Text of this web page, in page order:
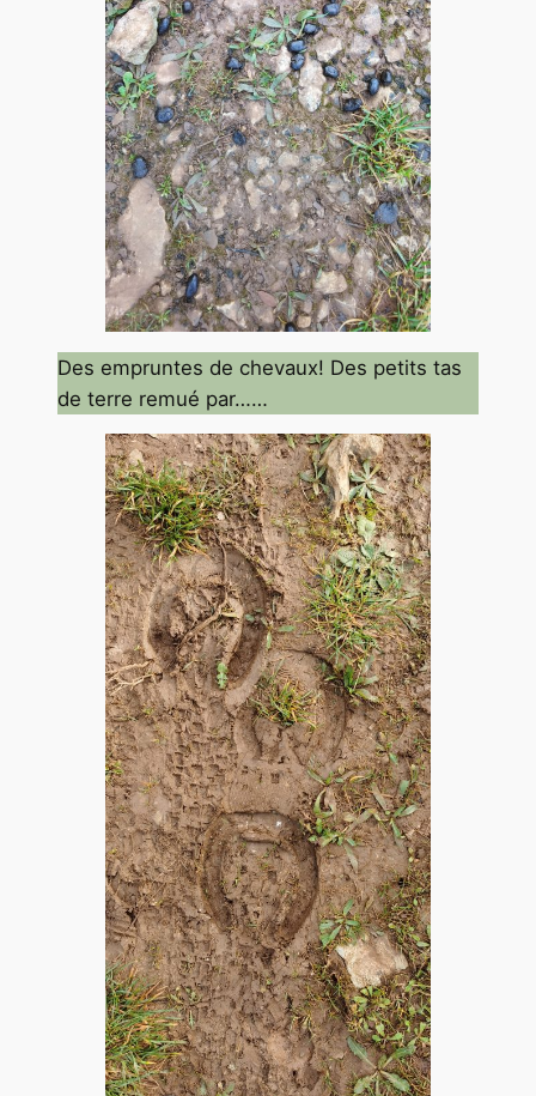
Des empruntes de chevaux! Des petits tas
de terre remué par……